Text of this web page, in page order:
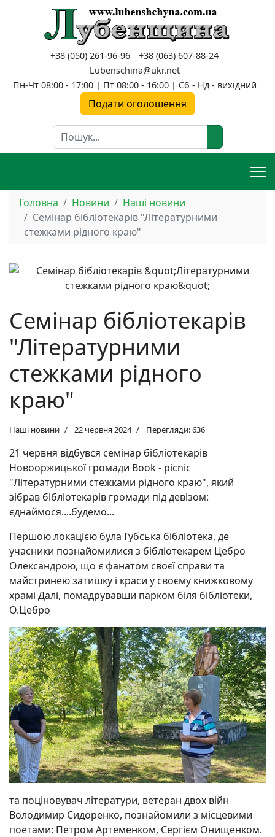
+38 (050) 261-96-96
+38 (063) 607-88-24
Lubenschina@ukr.net
Пн-Чт 08:00 - 17:00 | Пт 08:00 - 16:00 | Сб - Нд - вихідний
Подати оголошення
Пошук
Головна Новини
Наші новини
Семінар бібліотекарів "Літературними
стежками рідного краю"
Семінар бібліотекарів
"Літературними
стежками рідного
краю"
Наші новини 22 червня 2024 Перегляди: 636
21 червня відбувся семінар бібліотекарів
Новооржицької громади Book - picnic
"Літературними стежками рідного краю", який
зібрав бібліотекарів громади під девізом:
єднаймося....будемо...
Першою локацією була Губська бібліотека, де
учасники познайомилися з бібліотекарем Цебро
Олександрою, що є фанатом своєї справи та
майстринею затишку і краси у своєму книжковому
храмі Далі, помадрувавши парком біля бібліотеки,
О.Цебро
та поціновувач літератури, ветеран двох війн
Володимир Сидоренко, познайомили з місцевими
поетами: Петром Артеменком, Сергієм Онищенком.